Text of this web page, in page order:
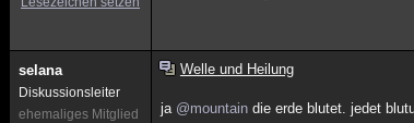
selana
Diskussionsleiter
ehemaliges Mitglied
Welle und Heilung
ja @mountain die erde blutet. jedet